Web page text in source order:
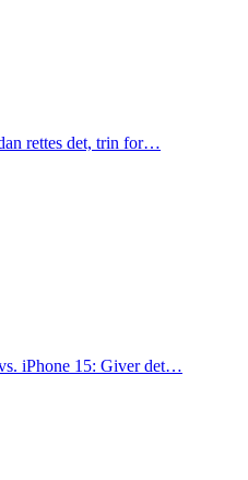
rettes det, trin for…
iPhone 15: Giver det…